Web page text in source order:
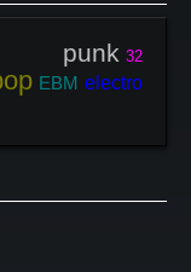
punk 32
EBM electro